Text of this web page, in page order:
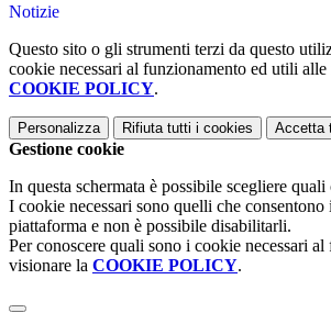
Notizie
Questo sito o gli strumenti terzi da questo
cookie necessari al funzionamento ed utili
COOKIE POLICY.
Personalizza Rifiuta tutti i cookies Accetta
Gestione cookie
In questa schermata è possibile scegliere
I cookie necessari sono quelli che
piattaforma e non è possibile disabilitarli.
Per conoscere quali sono i cookie necessari
visionare la COOKIE POLICY.